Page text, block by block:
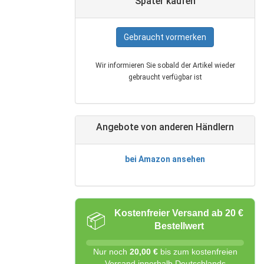
Gebraucht vormerken
Wir informieren Sie sobald der Artikel wieder
gebraucht verfügbar ist
Angebote von anderen Händlern
bei Amazon ansehen
📦
Kostenfreier Versand ab 20 €
Bestellwert
Nur noch 20,00 €bis zum kostenfreien